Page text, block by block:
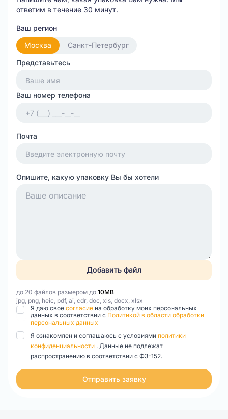
ответим в течение 30 минут.
Ваш регион
Москва
Санкт-Петербург
Представьтесь
Ваш номер телефона
Почта
Опишите, какую упаковку Вы бы хотели
Добавить файл
до 20 файлов размером до 10MB
jpg, png, heic, pdf, ai, cdr, doc, xls, docx, xlsx
Я даю свое согласие на обработку моих персональных
данных в соответствии с Политикой в области обработки
персональных данных
Я ознакомлен и соглашаюсь с условиями политики
конфиденциальности . Данные не подлежат
распространению в соответствии с ФЗ-152.
Отправить заявку